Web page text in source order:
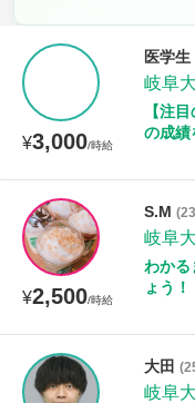
¥3,000/時給
医学生
岐阜
【注
の成績
¥2,500/時給
S.M
岐阜
わかる
ょう！
大田
岐阜
時給：¥1,000 ～
授業可能日
土曜日 日曜日
所属大学
年齢：18-101歳